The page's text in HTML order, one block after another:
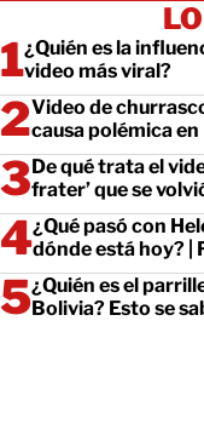
¿Quién es la
video más viral?
Video de
causa polémica
De qué trata el
frater’ que se
¿Qué pasó con
dónde está hoy? |
¿Quién es el
Bolivia? Esto se